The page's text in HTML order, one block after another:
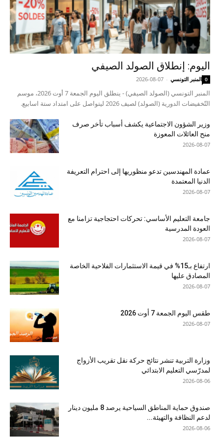
اليوم: إنطلاق الصولد الصيفي
المنبر التونسي -
2026-08-07 0
المنبر التونسي (الصولد الصيفي) - ينطلق اليوم الجمعة 7 أوت 2026، موسم
التّخفيضات الدورية (الصولد) لصيف 2026 ليتواصل على امتداد ستة اسابيع.
وزير الشؤون الاجتماعية يكشف أسباب تأخر صرف
منح العائلات المعوزة
2026-08-07
عمادة المهندسين تدعو منظوريها إلى احترام التعريفة
الدنيا المعتمدة
2026-08-07
جامعة التعليم الأساسي: تحركات احتجاجية تزامنا مع
العودة المدرسية
2026-08-07
ارتفاع بـ15% في قيمة الاستثمارات الفلاحية الخاصة
المصادق عليها
2026-08-07
طقس اليوم الجمعة 7 أوت 2026
2026-08-07
وزارة التربية تنشر نتائج حركة نقل تقريب الأزواج
لمدرّسي التعليم الابتدائي
2026-08-06
صندوق حماية المناطق السياحية يرصد 8 مليون دينار
لدعم النظافة والتهيئة...
2026-08-06